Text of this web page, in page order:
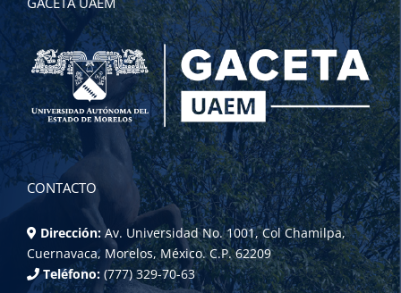
GACETA UAEM
CONTACTO
Dirección: Av. Universidad No. 1001, Col Chamilpa,
Cuernavaca, Morelos, México. C.P. 62209
Teléfono: (777) 329-70-63